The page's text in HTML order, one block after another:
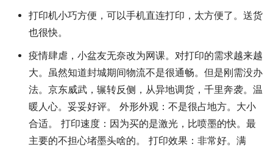
打印机小巧方便，可以手机直连打印，太方便了。送货
也很快。
疫情肆虐，小盆友无奈改为网课。对打印的需求越来越
大。虽然知道封城期间物流不是很通畅。但是刚需没办
法。京东威武，辗转反侧，从异地调货，千里奔袭。温
暖人心。妥妥好评。 外形外观：不是很占地方。大小
合适。 打印速度：因为买的是激光，比喷墨的快。最
主要的不担心堵墨头啥的。 打印效果：非常好。满